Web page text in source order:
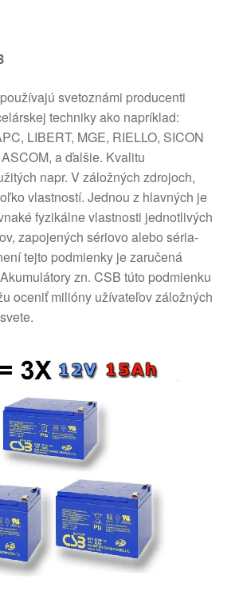
svetoznámi producenti
techniky ako napríklad:
LIBERT, MGE, RIELLO, SICON
a ďalšie. Kvalitu
napr. V záložných zdrojoch,
vlastností. Jednou z hlavných je
fyzikálne vlastnosti jednotlivých
zapojených sériovo alebo séria-
tejto podmienky je zaručená
zn. CSB túto podmienku
oceniť milióny užívateľov záložných